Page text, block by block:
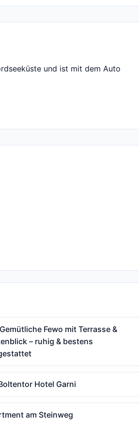
und ist mit dem Auto
Fewo mit Terrasse &
– ruhig & bestens
Hotel Garni
am Steinweg